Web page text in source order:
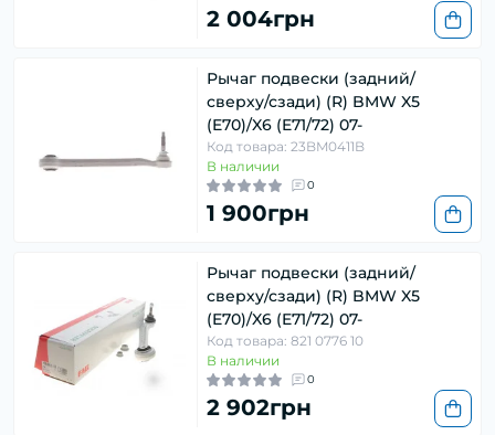
2 004грн
Рычаг подвески (задний/
сверху/сзади) (R) BMW X5
(E70)/X6 (E71/72) 07-
Код товара: 23BM0411B
В наличии
0
1 900грн
Рычаг подвески (задний/
сверху/сзади) (R) BMW X5
(E70)/X6 (E71/72) 07-
Код товара: 821 0776 10
В наличии
0
2 902грн